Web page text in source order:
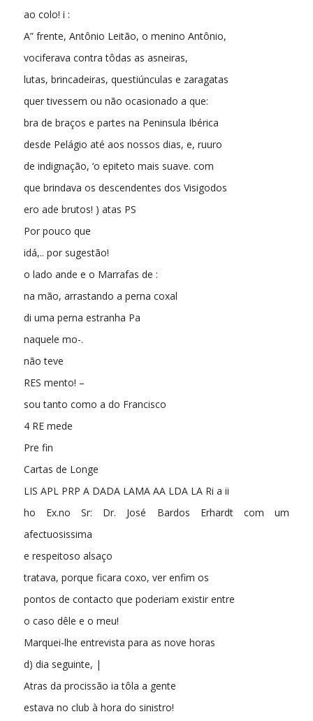
ao colo! i :
A” frente, Antônio Leitão, o menino Antônio,
vociferava contra tôdas as asneiras,
lutas, brincadeiras, questiúnculas e zaragatas
quer tivessem ou não ocasionado a que:
bra de braços e partes na Peninsula Ibérica
desde Pelágio até aos nossos dias, e, ruuro
de indignação, ‘o epiteto mais suave. com
que brindava os descendentes dos Visigodos
ero ade brutos! ) atas PS
Por pouco que
idá,.. por sugestão!
o lado ande e o Marrafas de :
na mão, arrastando a perna coxal
di uma perna estranha Pa
naquele mo-.
não teve
RES mento! –
sou tanto como a do Francisco
4 RE mede
Pre fin
Cartas de Longe
LIS APL PRP A DADA LAMA AA LDA LA Ri a ii
ho Ex.no Sr: Dr. José Bardos Erhardt com um
afectuosissima
e respeitoso alsaço
tratava, porque ficara coxo, ver enfim os
pontos de contacto que poderiam existir entre
o caso dêle e o meu!
Marquei-lhe entrevista para as nove horas
d) dia seguinte, |
Atras da procissão ia tôla a gente
estava no club à hora do sinistro!